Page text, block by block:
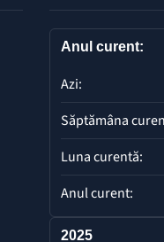
Anul curent:
Azi:
Săptămâna
Luna curentă:
Anul curent:
2025